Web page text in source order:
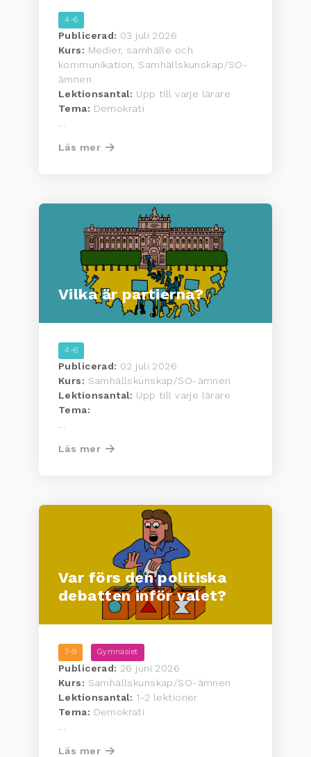
4-6
Publicerad: 03 juli 2026
Kurs: Medier, samhälle och
kommunikation, Samhällskunskap/SO-
ämnen
Lektionsantal: Upp till varje lärare
Tema: Demokrati
Läs mer
Vilka är partierna?
4-6
Publicerad: 02 juli 2026
Kurs: Samhällskunskap/SO-ämnen
Lektionsantal: Upp till varje lärare
Tema:
...
Läs mer
Var förs den politiska
debatten inför valet?
7-9 Gymnasiet
Publicerad: 26 juni 2026
Kurs: Samhällskunskap/SO-ämnen
Lektionsantal: 1-2 lektioner
Tema: Demokrati
Läs mer